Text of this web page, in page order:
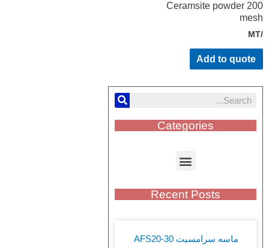
Ceramsite powder
Add to quote
Categories
Recent Posts
ماسه سرامسیت AFS20-30